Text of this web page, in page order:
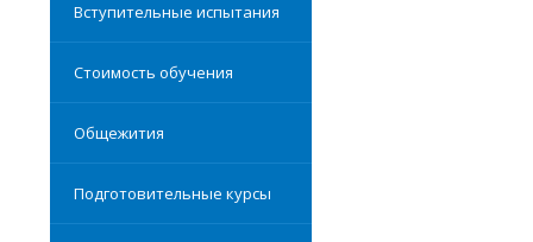
Вступительные испытания
Стоимость обучения
Общежития
Подготовительные курсы